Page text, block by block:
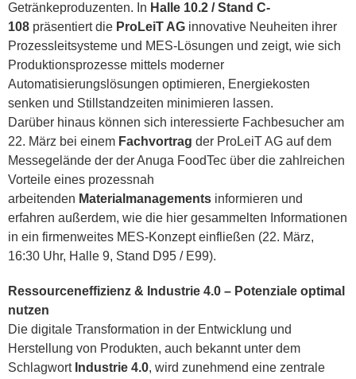
Getränkeproduzenten. In Halle 10.2 / Stand C-
108 präsentiert die ProLeiT AG innovative Neuheiten ihrer
Prozessleitsysteme und MES-Lösungen und zeigt, wie sich
Produktionsprozesse mittels moderner
Automatisierungslösungen optimieren, Energiekosten
senken und Stillstandzeiten minimieren lassen.
Darüber hinaus können sich interessierte Fachbesucher am
22. März bei einem Fachvortrag der ProLeiT AG auf dem
Messegelände der der Anuga FoodTec über die zahlreichen
Vorteile eines prozessnah
arbeitenden Materialmanagements informieren und
erfahren außerdem, wie die hier gesammelten Informationen
in ein firmenweites MES-Konzept einfließen (22. März,
16:30 Uhr, Halle 9, Stand D95 / E99).
Ressourceneffizienz & Industrie 4.0 – Potenziale optimal
nutzen
Die digitale Transformation in der Entwicklung und
Herstellung von Produkten, auch bekannt unter dem
Schlagwort Industrie 4.0, wird zunehmend eine zentrale